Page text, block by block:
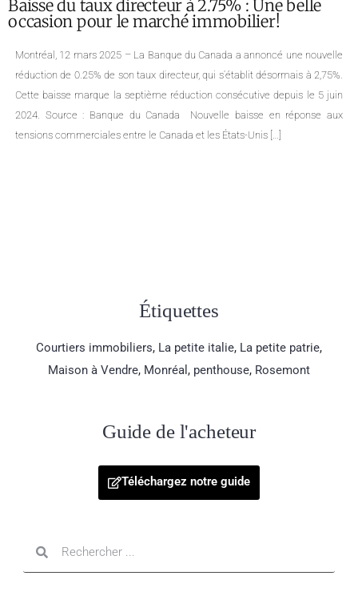
Baisse du taux directeur à 2.75% : Une belle
occasion pour le marché immobilier!
Montréal, 12 mars 2025 – La Banque du Canada a annoncé une nouvelle
réduction de 0.25% de son taux directeur, qui s’établit désormais à 2,75%.
Cette baisse marque la septième réduction consécutive depuis le 5 juin
2024. Source : Banque du Canada Nouvelle baisse en réponse aux
tensions commerciales entre le Canada et les États-Unis […]
Étiquettes
Courtiers immobiliers, La petite italie, La petite patrie,
Maison à Vendre, Monréal , penthouse, Rosemont
Guide de l'acheteur
Téléchargez notre guide